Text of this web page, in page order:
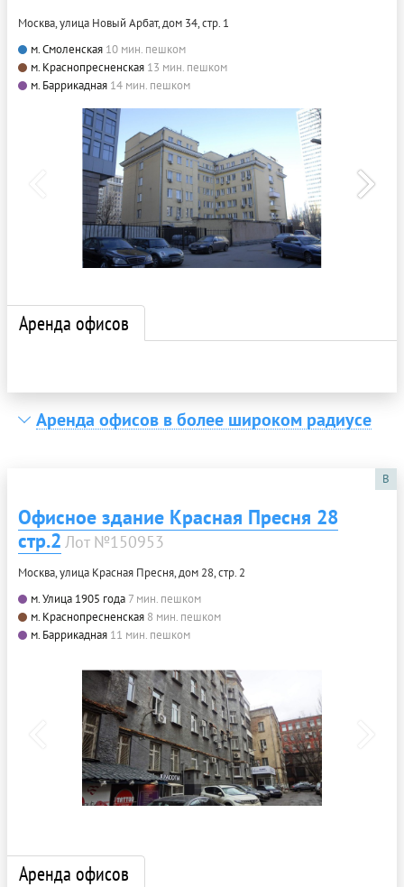
Москва, улица Новый Арбат, дом 34, стр. 1
м. Смоленская 10 мин. пешком
м. Краснопресненская 13 мин. пешком
м. Баррикадная 14 мин. пешком
Аренда офисов
Аренда офисов в более широком радиусе
B
Офисное здание Красная Пресня 28
стр.2 Лот №150953
Москва, улица Красная Пресня, дом 28, стр. 2
м. Улица 1905 года 7 мин. пешком
м. Краснопресненская 8 мин. пешком
м. Баррикадная 11 мин. пешком
Аренда офисов